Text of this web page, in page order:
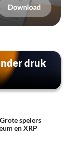
druk
spelers
en XRP